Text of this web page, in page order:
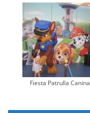
Fiesta Patrulla Canina